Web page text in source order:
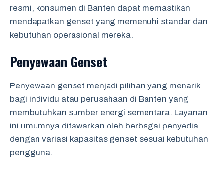
resmi, konsumen di Banten dapat memastikan
mendapatkan genset yang memenuhi standar dan
kebutuhan operasional mereka.
Penyewaan Genset
Penyewaan genset menjadi pilihan yang menarik
bagi individu atau perusahaan di Banten yang
membutuhkan sumber energi sementara. Layanan
ini umumnya ditawarkan oleh berbagai penyedia
dengan variasi kapasitas genset sesuai kebutuhan
pengguna.